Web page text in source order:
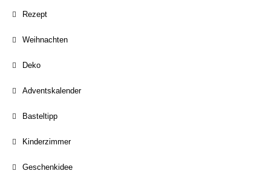
Rezept
Weihnachten
Deko
Adventskalender
Basteltipp
Kinderzimmer
Geschenkidee